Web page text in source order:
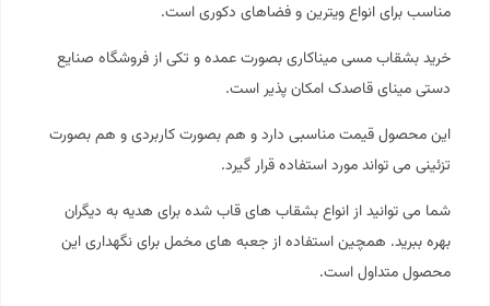
مناسب برای انواع ویترین و فضاهای دکوری است.
خرید بشقاب مسی میناکاری بصورت عمده و تکی از فروشگاه صنایع
دستیمینای قاصدکامکان پذیر است.
این محصول قیمت مناسبی دارد و هم بصورت کاربردی و هم بصورت
تزئینی می تواند مورد استفاده قرار گیرد.
شما می توانید از انواع بشقاب های قاب شده برای هدیه به دیگران
بهره ببرید. همچین استفاده از جعبه های مخمل برای نگهداری این
محصول متداول است.